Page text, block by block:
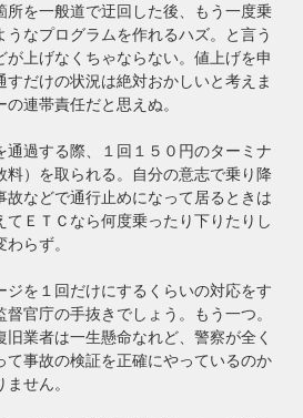
所を一般道で迂回した後、もう一度乗
うなプログラムを作れるハズ。と言う
が上げなくちゃならない。値上げを申
だけの状況は絶対おかしいと考えま
連帯責任だと思えぬ。
通過する際、１回１５０円のターミナ
料）を取られる。自分の意志で乗り降
故などで通行止めになって居るときは
てＥＴＣなら何度乗ったり下りたりし
らず。
ジを１回だけにするくらいの対応をす
官庁の手抜きでしょう。もう一つ。
業者は一生懸命なれど、警察が全く
て事故の検証を正確にやっているのか
せん。